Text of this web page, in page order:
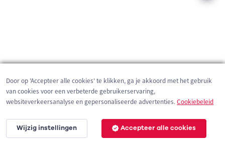
200 m
Door op 'Accepteer alle cookies' te klikken, ga je akkoord met het gebruik
van cookies voor een verbeterde gebruikerservaring,
websiteverkeersanalyse en gepersonaliseerde advertenties.Cookiebeleid
Wijzig instellingen Accepteer alle cookies